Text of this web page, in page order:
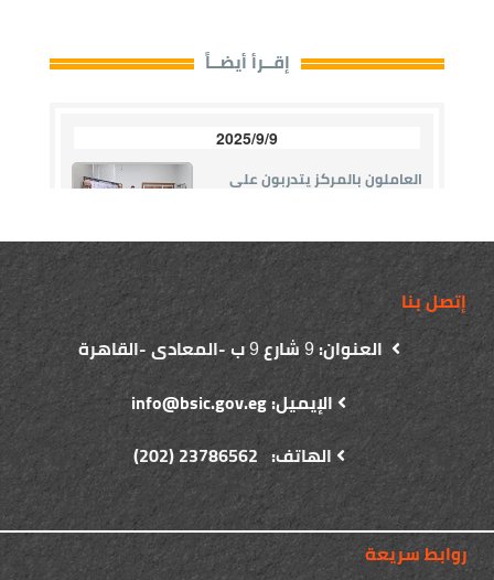
إتصل بنا
العنوان:9شارع9ب -المعادى -القاهرة
الإيميل: info@bsic.gov.eg
الهاتف: 23786562 (202)
روابط سريعة